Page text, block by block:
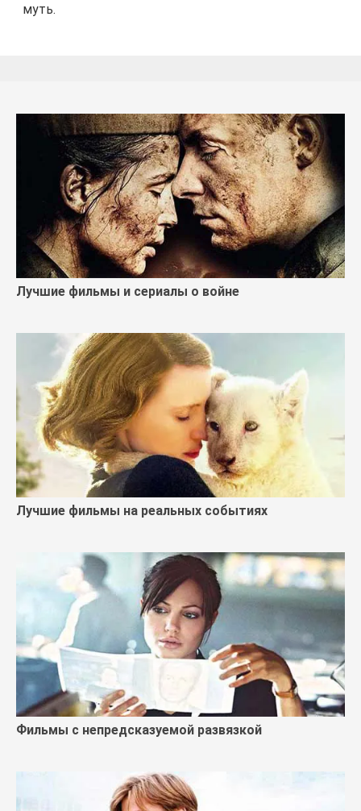
муть.
Лучшие фильмы и сериалы о войне
Лучшие фильмы на реальных событиях
Фильмы с непредсказуемой развязкой